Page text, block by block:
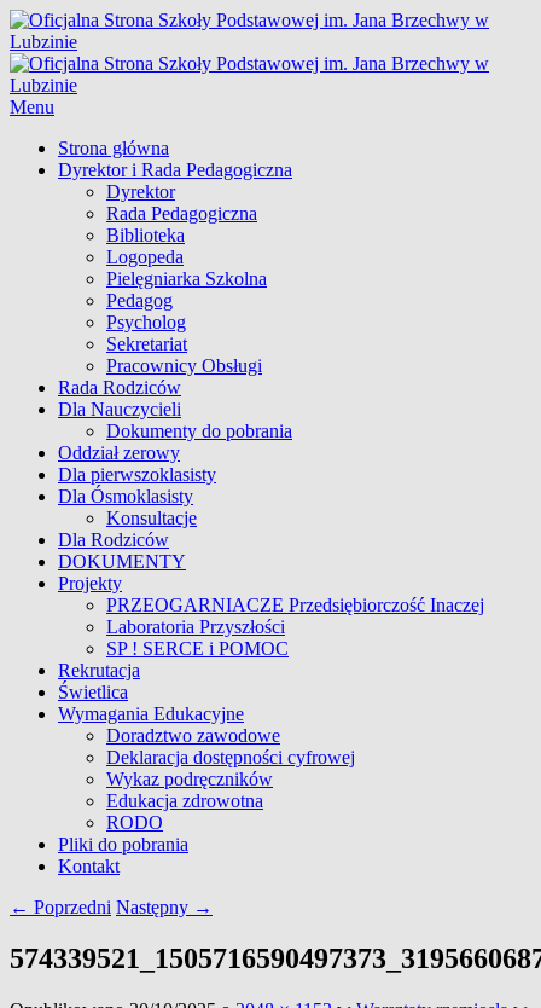
Skip
to
content
Oficjalna Strona Szkoły Podstawowej im. Jana Brzechwy w
Lubzinie
Menu
Główne
menu
Strona główna
Dyrektor i Rada Pedagogiczna
Dyrektor
Rada Pedagogiczna
Biblioteka
Logopeda
Pielęgniarka Szkolna
Pedagog
Psycholog
Sekretariat
Pracownicy Obsługi
Rada Rodziców
Dla Nauczycieli
Dokumenty do pobrania
Oddział zerowy
Dla pierwszoklasisty
Dla Ósmoklasisty
Konsultacje
Dla Rodziców
DOKUMENTY
Projekty
PRZEOGARNIACZE Przedsiębiorczość Inaczej
Laboratoria Przyszłości
SP ! SERCE i POMOC
Rekrutacja
Świetlica
Wymagania Edukacyjne
Doradztwo zawodowe
Deklaracja dostępności cyfrowej
Wykaz podręczników
Edukacja zdrowotna
RODO
Pliki do pobrania
Kontakt
Nawigacja
← Poprzedni Następny →